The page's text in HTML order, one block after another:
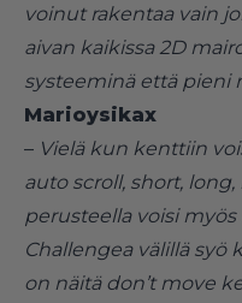
voinut rakentaa vain
aivan kaikissa 2D
systeeminä että pieni
Marioysikax
– Vielä kun kenttiin
auto scroll, short,
perusteella voisi
Challengea välillä
on näitä don’t move